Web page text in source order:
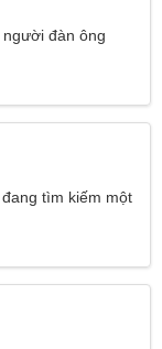
đàn ông
tìm kiếm một